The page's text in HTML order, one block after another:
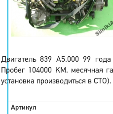
Двигатель 839 A5.000 99
Пробег 104000 KM. месячная
установка производиться в СТО).
Артикул